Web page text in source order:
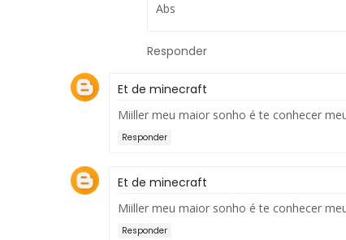
Abs
Responder
Et de minecraft
Miiller meu maior sonho é te conhecer
Responder
Et de minecraft
Miiller meu maior sonho é te conhecer
Responder